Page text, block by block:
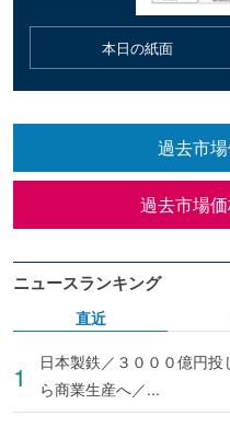
本日の紙面
過去市場
過去市場価
ニュースランキング
直近
日本製鉄／３０００億円
ら商業生産へ／...